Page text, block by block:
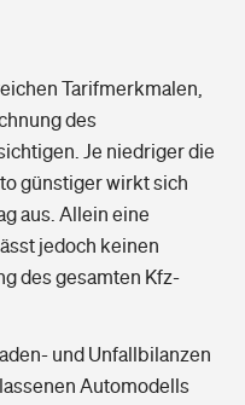
Tarifmerkmalen,
des
Je niedriger die
günstiger wirkt sich
aus. Allein eine
jedoch keinen
des gesamten Kfz-
und Unfallbilanzen
Automodells